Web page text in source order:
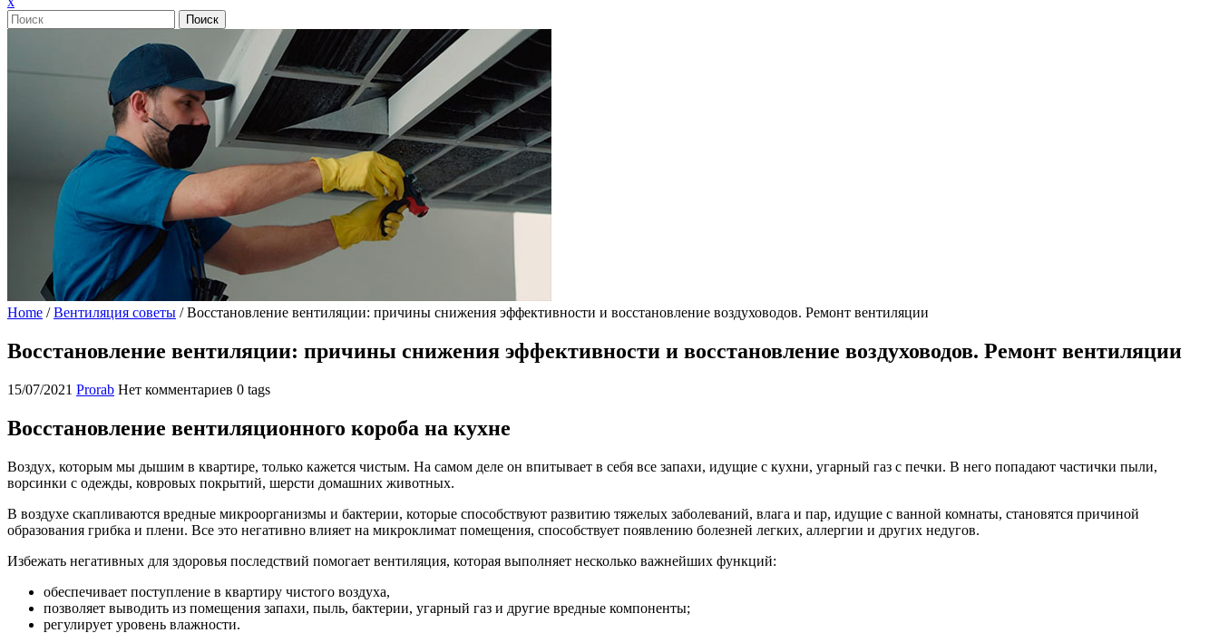
меню
Поиск
Home /Вентиляция советы /Восстановление вентиляции: причины снижения эффективности и восстановление воздуховодов. Ремонт вентиляции
Восстановление вентиляции: причины снижения эффективности и восстановление воздуховодов. Ремонт вентиляции
15/07/2021 Prorab Нет комментариев 0 tags
Восстановление вентиляционного короба на кухне
Воздух, которым мы дышим в квартире, только кажется чистым. На самом деле он впитывает в себя все запахи, идущие с кухни, угарный газ с печки. В него попадают частички пыли,
ворсинки с одежды, ковровых покрытий, шерсти домашних животных.
В воздухе скапливаются вредные микроорганизмы и бактерии, которые способствуют развитию тяжелых заболеваний, влага и пар, идущие с ванной комнаты, становятся причиной
образования грибка и плени. Все это негативно влияет на микроклимат помещения, способствует появлению болезней легких, аллергии и других недугов.
Избежать негативных для здоровья последствий помогает вентиляция, которая выполняет несколько важнейших функций:
обеспечивает поступление в квартиру чистого воздуха,
позволяет выводить из помещения запахи, пыль, бактерии, угарный газ и другие вредные компоненты;
регулирует уровень влажности.